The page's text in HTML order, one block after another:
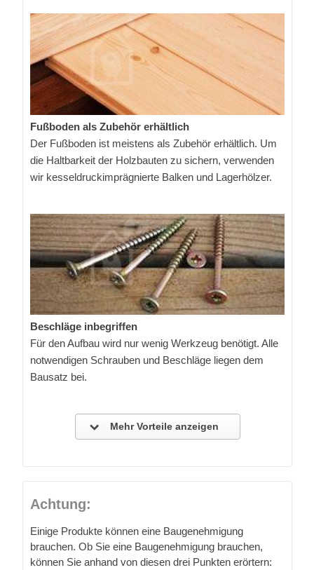
Fußboden als Zubehör erhältlich
Der Fußboden ist meistens als Zubehör erhältlich. Um
die Haltbarkeit der Holzbauten zu sichern, verwenden
wir kesseldruckimprägnierte Balken und Lagerhölzer.
Beschläge inbegriffen
Für den Aufbau wird nur wenig Werkzeug benötigt. Alle
notwendigen Schrauben und Beschläge liegen dem
Bausatz bei.
Mehr Vorteile anzeigen
Achtung:
Einige Produkte können eine Baugenehmigung
brauchen. Ob Sie eine Baugenehmigung brauchen,
können Sie anhand von diesen drei Punkten erörtern: